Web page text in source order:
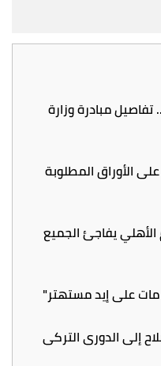
تجاوزوا 40 عاما.. تفاصيل مبادرة وزارة
2027.. تعرف على الأوراق المطلوبة
يفاجئ الجميع
مات على إيد مستهتر"
إلى الدوري التركي